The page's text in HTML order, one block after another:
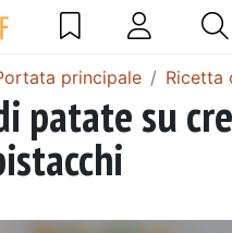
principale Ricetta
patate su